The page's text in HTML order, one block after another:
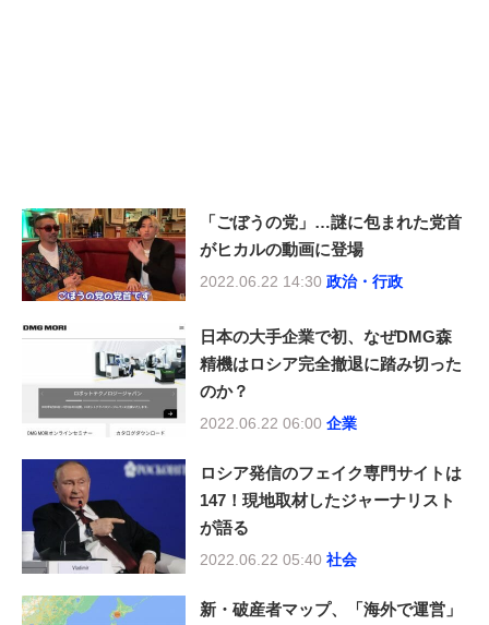
「ごぼうの党」…謎に包まれた党首
がヒカルの動画に登場
2022.06.22 14:30 政治・行政
日本の大手企業で初、なぜDMG森
精機はロシア完全撤退に踏み切った
のか？
2022.06.22 06:00 企業
ロシア発信のフェイク専門サイトは
147！現地取材したジャーナリスト
が語る
2022.06.22 05:40 社会
新・破産者マップ、「海外で運営」